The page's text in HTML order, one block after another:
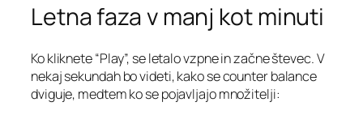
Letna faza v manj kot minuti
Ko kliknete “Play”, se letalo vzpne in začne števec. V
nekaj sekundah bo videti, kako se counter balance
dviguje, medtem ko se pojavljajo množitelji: